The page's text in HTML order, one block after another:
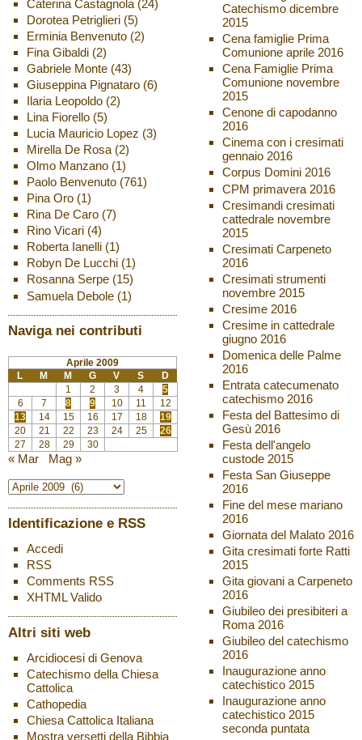
Caterina Castagnola(24)
Dorotea Petriglieri(5)
Erminia Benvenuto(2)
Fina Gibaldi(2)
Gabriele Monte(43)
Giuseppina Pignataro(6)
Ilaria Leopoldo(2)
Lina Fiorello(5)
Lucia Mauricio Lopez (3)
Mirella De Rosa(2)
Olmo Manzano(1)
Paolo Benvenuto(761)
Pina Oro(1)
Rina De Caro(7)
Rino Vicari(4)
Roberta Ianelli(1)
Robyn De Lucchi(1)
Rosanna Serpe(15)
Samuela Debole(1)
Naviga nei contributi
Aprile 2009
L
M M G V S
D
1
2 3 4
5
6
7 8 9 10 11
12
13
14 15 16 17 18
19
20
21 22 23 24 25
26
27
28 29 30
« Mar Mag »
Identificazione e RSS
Accedi
RSS
Comments RSS
XHTMLValido
Altri siti web
Arcidiocesi di Genova
Catechismo della Chiesa
Cattolica
Cathopedia
Chiesa Cattolica Italiana
Mostra versetti della Bibbia
Catechismo dicembre
2015
Cena famiglie Prima
Comunione aprile 2016
Cena Famiglie Prima
Comunione novembre
2015
Cenone di capodanno
2016
Cinema con i cresimati
gennaio 2016
Corpus Domini 2016
CPM primavera 2016
Cresimandi cresimati
cattedrale novembre
2015
Cresimati Carpeneto
2016
Cresimati strumenti
novembre 2015
Cresime 2016
Cresime in cattedrale
giugno 2016
Domenica delle Palme
2016
Entrata catecumenato
catechismo 2016
Festa del Battesimo di
Gesù 2016
Festa dell'angelo
custode 2015
Festa San Giuseppe
2016
Fine del mese mariano
2016
Giornata del Malato 2016
Gita cresimati forte Ratti
2015
Gita giovani a Carpeneto
2016
Giubileo dei presibiteri a
Roma 2016
Giubileo del catechismo
2016
Inaugurazione anno
catechistico 2015
Inaugurazione anno
catechistico 2015
seconda puntata